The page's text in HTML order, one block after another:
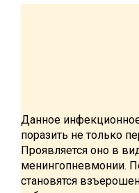
Данное
поразить не только
Проявляется оно в
менингопневмонии.
становятся